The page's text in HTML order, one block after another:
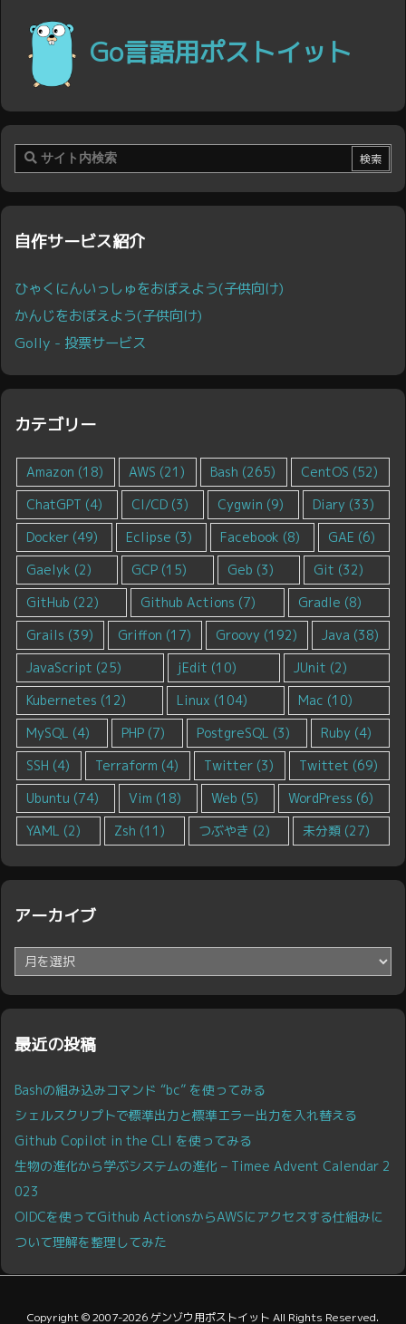
Go言語用ポストイット
自作サービス紹介
ひゃくにんいっしゅをおぼえよう(子供向け)
かんじをおぼえよう(子供向け)
Golly - 投票サービス
カテゴリー
Amazon (18) AWS (21) Bash (265) CentOS (52)
ChatGPT (4) CI/CD (3) Cygwin (9) Diary (33)
Docker (49) Eclipse (3) Facebook (8) GAE (6)
Gaelyk (2) GCP (15) Geb (3) Git (32)
GitHub (22) Github Actions (7) Gradle (8)
Grails (39) Griffon (17) Groovy (192) Java (38)
JavaScript (25) jEdit (10) JUnit (2)
Kubernetes (12) Linux (104) Mac (10)
MySQL (4) PHP(7) PostgreSQL (3) Ruby (4)
SSH (4) Terraform (4) Twitter (3) Twittet (69)
Ubuntu (74) Vim (18) Web (5) WordPress (6)
YAML (2) Zsh (11) つぶやき (2) 未分類 (27)
アーカイブ
ー
カ
イ
最近の投稿
Bashの組み込みコマンド “bc” を使ってみる
シェルスクリプトで標準出力と標準エラー出力を入れ替える
Github Copilot in the CLI を使ってみる
生物の進化から学ぶシステムの進化 – Timee Advent Calendar 2
023
OIDCを使ってGithub ActionsからAWSにアクセスする仕組みに
ついて理解を整理してみた
Copyright ©2007-2026ゲンゾウ用ポストイット All Rights Reserved.